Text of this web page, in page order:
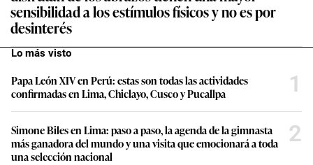
sensibilidad a los estímulos físicos y no es por
desinterés
Lo más visto
Papa León XIV en Perú: estas son todas las actividades
confirmadas en Lima, Chiclayo, Cusco y Pucallpa
1
Simone Biles en Lima: paso a paso, la agenda de la gimnasta
más ganadora del mundo y una visita que emocionará a toda
una selección nacional
2